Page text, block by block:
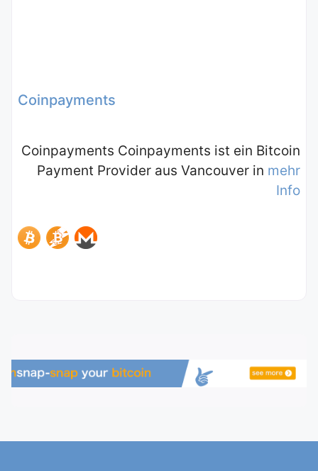
Coinpayments
Coinpayments Coinpayments ist ein Bitcoin
Payment Provider aus Vancouver in mehr
Info